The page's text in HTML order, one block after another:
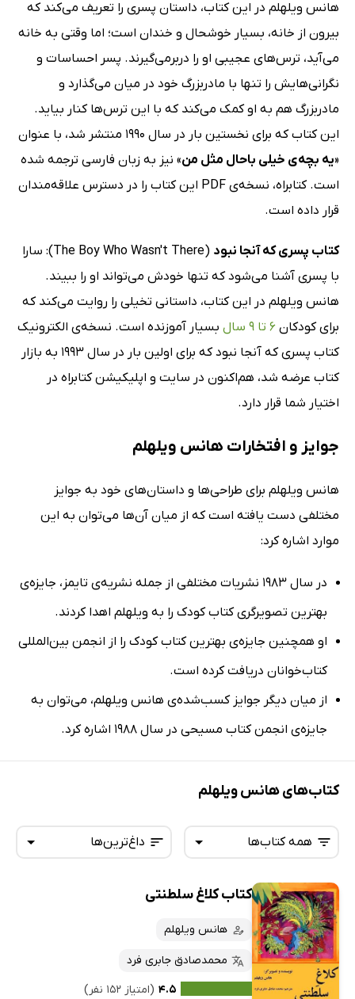
هانس ویلهلم در این کتاب، داستان پسری را تعریف می‌کند که
بیرون از خانه، بسیار خوشحال و خندان است؛ اما وقتی به خانه
می‌آید، ترس‌های عجیبی او را دربرمی‌گیرند. پسر احساسات و
نگرانی‌هایش را تنها با مادربزرگ خود در میان می‌گذارد و
مادربزرگ هم به او کمک می‌کند که با این ترس‌ها کنار بیاید.
این کتاب که برای نخستین بار در سال 1990 منتشر شد، با عنوان
«یه بچه‌ی خیلی باحال مثل من» نیز به زبان فارسی ترجمه شده
است. کتابراه، نسخه‌ی PDF این کتاب را در دسترس علاقه‌مندان
قرار داده است.
کتاب پسری که آنجا نبود
(The Boy Who Wasn't There): سارا
با پسری آشنا می‌شود که تنها خودش می‌تواند او را ببیند.
هانس ویلهلم در این کتاب، داستانی تخیلی را روایت می‌کند که
برای کودکان 6 تا 9 سال
بسیار آموزنده است. نسخه‌ی الکترونیک
کتاب پسری که آنجا نبود که برای اولین بار در سال 1993 به بازار
کتاب عرضه شد، هم‌اکنون در سایت و اپلیکیشن کتابراه در
اختیار شما قرار دارد.
جوایز و افتخارات هانس ویلهلم
هانس ویلهلم برای طراحی‌ها و داستان‌های خود به جوایز
مختلفی دست یافته است که از میان آن‌ها می‌توان به این
موارد اشاره کرد:
در سال 1983 نشریات مختلفی از جمله نشریه‌ی تایمز، جایزه‌ی
بهترین تصویرگری کتاب کودک را به ویلهلم اهدا کردند.
او همچنین جایزه‌ی بهترین کتاب کودک را از انجمن بین‌المللی
کتاب‌خوانان دریافت کرده است.
از میان دیگر جوایز کسب‌شده‌ی هانس ویلهلم، می‌توان به
جایزه‌ی انجمن کتاب مسیحی در سال 1988 اشاره کرد.
کتاب‌های هانس ویلهلم
داغ‌ترین‌ها
تازه‌ها
پرفروش‌ها
پربحث‌ها
همه کتاب‌ها
همه کتاب‌ها
کتاب‌های صوتی
کتاب‌های متنی
کتاب کلاغ سلطنتی
هانس ویلهلم
محمدصادق جابری فرد
۴.۵ (امتیاز ۱۵۲ نفر)